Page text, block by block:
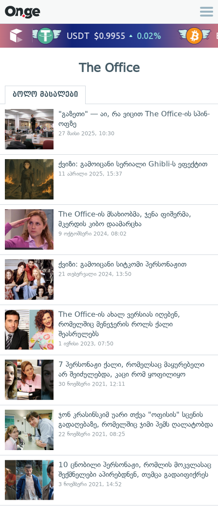
The Office
ბოლო მასალები
"გაზეთი" — აი, რა ვიცით The Office-ის სპინ-
ოფზე
27 მაისი 2025, 10:30
ქვიზი: გამოიცანი სერიალი Ghibli-ს ეფექტით
11 აპრილი 2025, 15:37
The Office-ის მსახიობმა, ჯენა ფიშერმა,
მკერდის კიბო დაამარცხა
9 ოქტომბერი 2024, 08:02
ქვიზი: გამოიცანი სიტკომი პერსონაჟით
21 თებერვალი 2024, 13:50
The Office-ის ახალ ვერსიას იღებენ,
რომელშიც მენეჯერის როლს ქალი
შეასრულებს
1 ივნისი 2023, 07:50
7 პერსონაჟი ქალი, რომელსაც მაყურებელი
არ შეიძულებდა, კაცი რომ ყოფილიყო
30 ნოემბერი 2021, 12:11
ჯონ კრასინსკიმ უარი თქვა "ოფისის" სცენის
გადაღებაზე, რომელშიც ჯიმი პემს ღალატობდა
22 ნოემბერი 2021, 08:25
10 ცნობილი პერსონაჟი, რომლის მოკვლასაც
შექმნელები აპირებდნენ, თუმცა გადაიფიქრეს
3 ნოემბერი 2021, 14:52